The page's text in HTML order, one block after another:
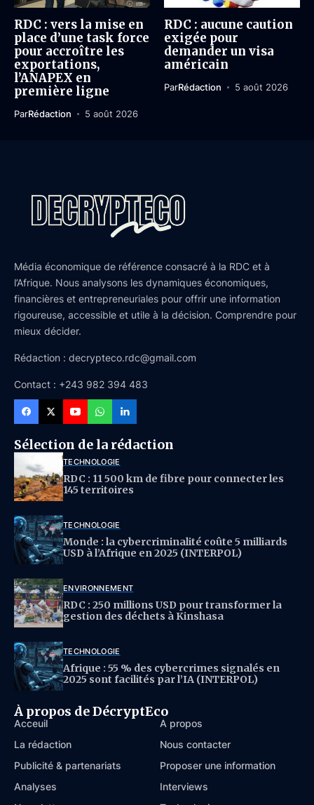
RDC : vers la mise en
place d’une task force
pour accroître les
exportations,
l’ANAPEX en
première ligne
ParRédaction 5 août 2026
RDC : aucune caution
exigée pour
demander un visa
américain
ParRédaction 5 août 2026
Média économique de référence consacré à la RDC et à
l’Afrique. Nous analysons les dynamiques économiques,
financières et entrepreneuriales pour offrir une information
rigoureuse, accessible et utile à la décision. Comprendre pour
mieux décider.
Rédaction : decrypteco.rdc@gmail.com
Contact : +243 982 394 483
Sélection de la rédaction
TECHNOLOGIE
RDC : 11 500 km de fibre pour connecter les
145 territoires
TECHNOLOGIE
Monde : la cybercriminalité coûte 5 milliards
USD à l’Afrique en 2025 (INTERPOL)
ENVIRONNEMENT
RDC : 250 millions USD pour transformer la
gestion des déchets à Kinshasa
TECHNOLOGIE
Afrique : 55 % des cybercrimes signalés en
2025 sont facilités par l’IA (INTERPOL)
À propos de DécryptEco
Acceuil
À propos
La rédaction
Nous contacter
Publicité & partenariats
Proposer une information
Analyses
Interviews